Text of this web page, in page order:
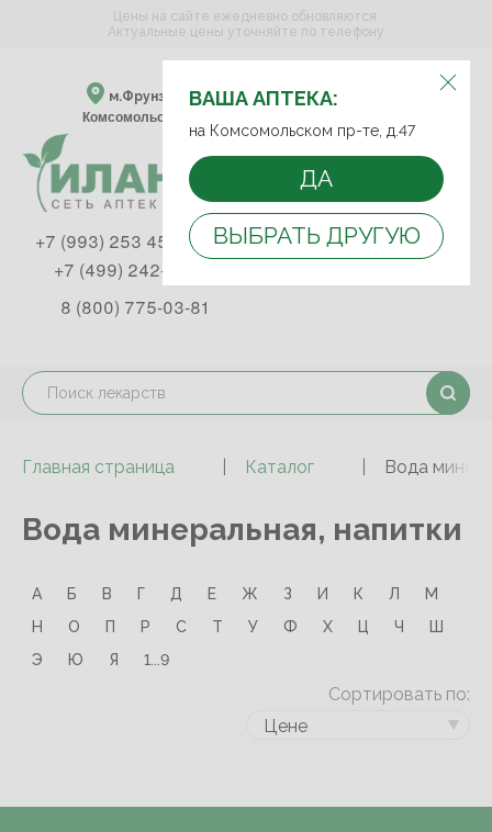
ВЫБЕРИТЕ АПТЕКУ:
м.Фрунзенская м.Спортивная
Комсомольский пр-т, д. 47
ВАША АПТЕКА:
на Комсомольском пр-те, д.47
ДА
ВЫБРАТЬ ДРУГУЮ
Цены на сайте ежедневно обновляются.
Актуальные цены уточняйте по телефону
+7 (993) 253 45 93
+7 (499) 242-90-85
8 (800) 775-03-81
Главная страница Каталог Вода
Вода минеральная, напитки
А Б В Г Д Е Ж З И К Л
М
Н
О П Р С Т У Ф Х Ц Ч
Ш
Э
Ю Я 1...9
Сортировать по:
Цене